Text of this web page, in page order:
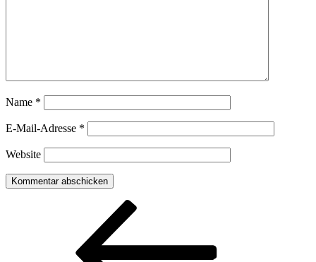
Name *
E-Mail-Adresse *
Website
Beitragsnavigation